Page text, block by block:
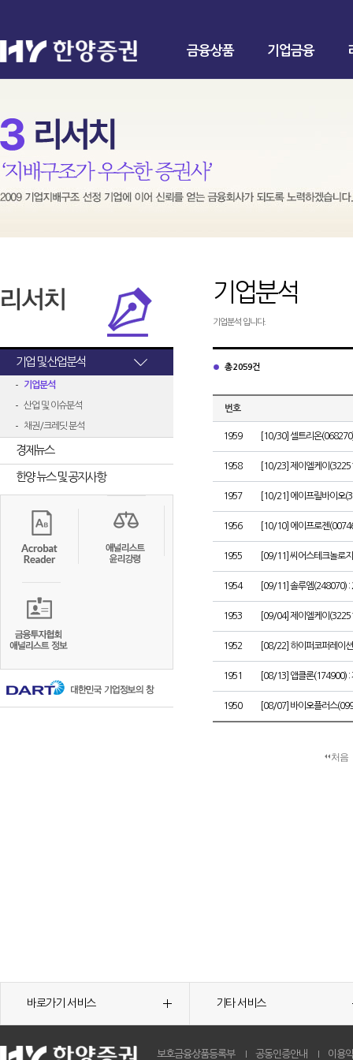
금융상품 기업금융
기업 및 산업분석
기업분석
산업 및 이슈분석
채권/크레딧 분석
경제뉴스
한양 뉴스 및 공지사항
기업분석
기업분석 입니다.
총 2059건
번호
1959 [10/30] 셀트리온
1958 [10/23] 제이엘케이
1957 [10/21] 에이프릴바이오
1956 [10/10] 에이프로젠
1955 [09/11] 씨어스테크놀로
1954 [09/11] 솔루엠(248070)
1953 [09/04] 제이엘케이
1952 [08/22] 하이퍼코퍼레이
1951 [08/13] 앱클론(174900) :
1950 [08/07] 바이오플러스
처음
바로가기 서비스 기타 서비스
보호금융상품등록부 공동인증안내 이용